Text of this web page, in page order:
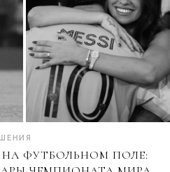
ФУТБОЛЬНОМ ПОЛЕ: